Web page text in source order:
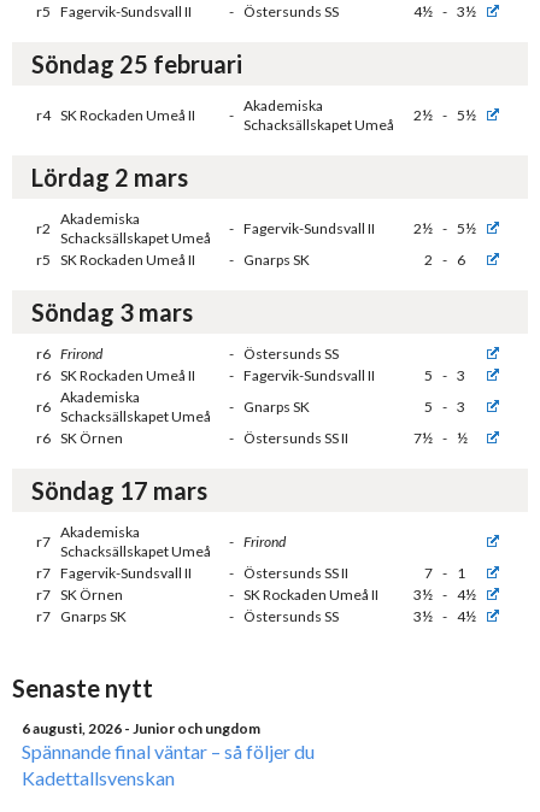
r5 Fagervik-Sundsvall II - Östersunds SS 4½ - 3½
Söndag 25 februari
r4 SK Rockaden Umeå II -
Akademiska
Schacksällskapet Umeå
2½ - 5½
Lördag 2 mars
r2
Akademiska
Schacksällskapet Umeå
- Fagervik-Sundsvall II 2½ - 5½
r5 SK Rockaden Umeå II - Gnarps SK 2 - 6
Söndag 3 mars
r6 Frirond - Östersunds SS
r6 SK Rockaden Umeå II - Fagervik-Sundsvall II 5 - 3
r6
Akademiska
Schacksällskapet Umeå
- Gnarps SK 5 - 3
r6 SK Örnen - Östersunds SS II 7½ - ½
Söndag 17 mars
r7
Akademiska
Schacksällskapet Umeå
- Frirond
r7 Fagervik-Sundsvall II - Östersunds SS II 7 - 1
r7 SK Örnen - SK Rockaden Umeå II 3½ - 4½
r7 Gnarps SK - Östersunds SS 3½ - 4½
Senaste nytt
6 augusti, 2026 - Junior och ungdom
Spännande final väntar – så följer du
Kadettallsvenskan